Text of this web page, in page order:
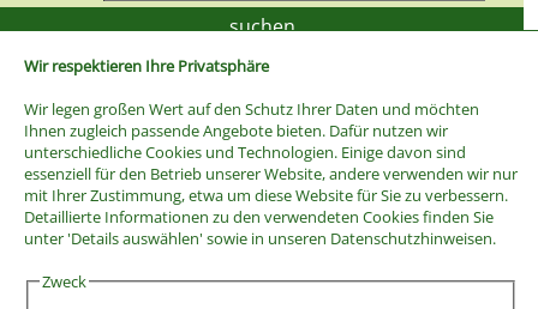
Wir respektieren Ihre Privatsphäre
Wir legen großen Wert auf den Schutz Ihrer Daten und möchten
Ihnen zugleich passende Angebote bieten. Dafür nutzen wir
unterschiedliche Cookies und Technologien. Einige davon sind
essenziell für den Betrieb unserer Website, andere verwenden wir nur
mit Ihrer Zustimmung, etwa um diese Website für Sie zu verbessern.
Detaillierte Informationen zu den verwendeten Cookies finden Sie
unter 'Details auswählen' sowie in unseren Datenschutzhinweisen.
Zweck